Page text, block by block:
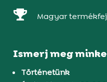
 Magyar
Ismerj meg
Történetünk